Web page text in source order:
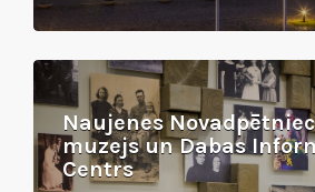
Naujenes
muzejs un Dabas
Centrs